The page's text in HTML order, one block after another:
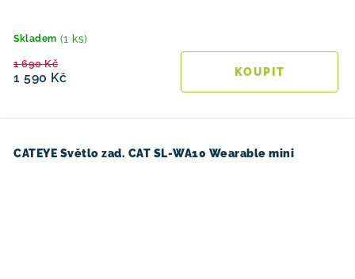
Skladem (1 ks)
1 590 Kč
1 690 Kč
CATEYE Světlo zad. CAT SL-WA10 Wearable mini